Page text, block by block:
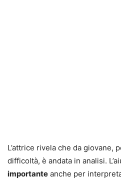
L’attrice rivela che da giovane,
difficoltà, è andata in analisi.
importante anche per